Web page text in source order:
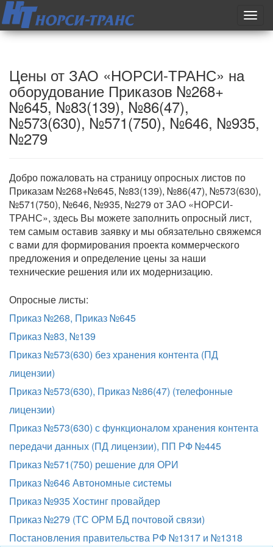
Цены от ЗАО «НОРСИ-ТРАНС» на
оборудование Приказов №268+
№645, №83(139), №86(47),
№573(630), №571(750), №646, №935,
№279
Добро пожаловать на страницу опросных листов по
Приказам №268+№645, №83(139), №86(47), №573(630),
№571(750), №646, №935, №279 от ЗАО «НОРСИ-
ТРАНС», здесь Вы можете заполнить опросный лист,
тем самым оставив заявку и мы обязательно свяжемся
с вами для формирования проекта коммерческого
предложения и определение цены за наши
технические решения или их модернизацию.
Опросные листы:
Приказ №268, Приказ №645
Приказ №83, №139
Приказ №573(630) без хранения контента (ПД
лицензии)
Приказ №573(630), Приказ №86(47) (телефонные
лицензии)
Приказ №573(630) с функционалом хранения контента
передачи данных (ПД лицензии), ПП РФ №445
Приказ №571(750) решение для ОРИ
Приказ №646 Автономные системы
Приказ №935 Хостинг провайдер
Приказ №279 (ТС ОРМ БД почтовой связи)
Постановления правительства РФ №1317 и №1318